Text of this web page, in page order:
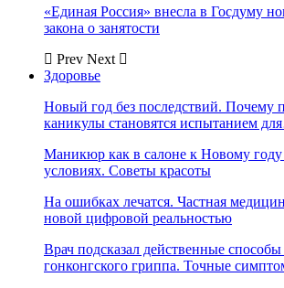
«Единая Россия» внесла в Госдуму
закона о занятости
Prev Next
Здоровье
Новый год без последствий. Почему
каникулы становятся испытанием
Маникюр как в салоне к Новому
условиях. Советы красоты
На ошибках лечатся. Частная
новой цифровой реальностью
Врач подсказал действенные
гонконгского гриппа. Точные